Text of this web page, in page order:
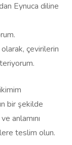
Eynuca diline
çevirilerin
bir şekilde
anlamını
teslim olun.